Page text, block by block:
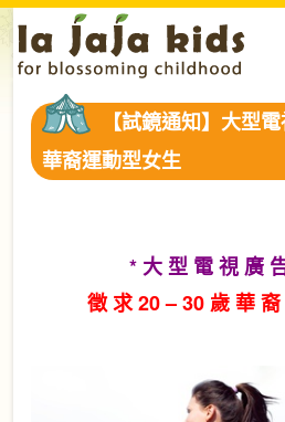
【試鏡通知】大型
華裔運動型女生
* 大 型 電 視 廣
徵 求 20 – 30 歲 華